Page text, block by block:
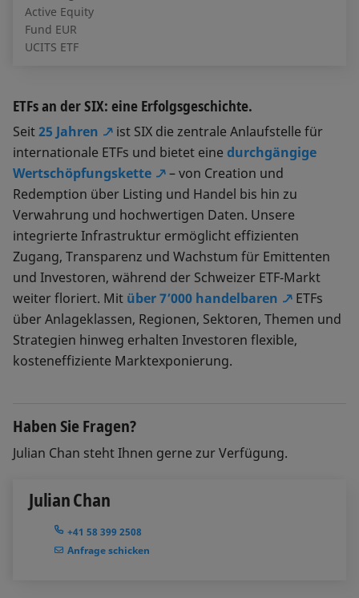
Active Equity
Fund EUR
UCITS ETF
ETFs an der SIX: eine Erfolgsgeschichte.
Seit25 Jahren
ist SIX die zentrale Anlaufstelle für
internationale ETFs und bietet einedurchgängige
Wertschöpfungskette
– von Creation und
Redemption über Listing und Handel bis hin zu
Verwahrung und hochwertigen Daten. Unsere
integrierte Infrastruktur ermöglicht effizienten
Zugang, Transparenz und Wachstum für Emittenten
und Investoren, während der Schweizer ETF‑Markt
weiter floriert. Mit über 7’000 handelbaren
ETFs
über Anlageklassen, Regionen, Sektoren, Themen und
Strategien hinweg erhalten Investoren flexible,
kosteneffiziente Marktexponierung.
Haben Sie Fragen?
Julian Chan steht Ihnen gerne zur Verfügung.
Julian Chan
+41 58 399 2508
Anfrage schicken